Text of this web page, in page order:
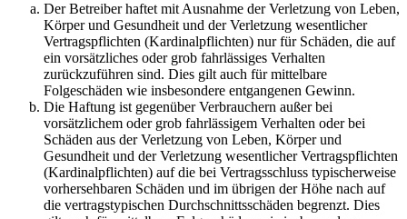
Der Betreiber haftet mit Ausnahme der Verletzung von Leben,
Körper und Gesundheit und der Verletzung wesentlicher
Vertragspflichten (Kardinalpflichten) nur für Schäden, die auf
ein vorsätzliches oder grob fahrlässiges Verhalten
zurückzuführen sind. Dies gilt auch für mittelbare
Folgeschäden wie insbesondere entgangenen Gewinn.
Die Haftung ist gegenüber Verbrauchern außer bei
vorsätzlichem oder grob fahrlässigem Verhalten oder bei
Schäden aus der Verletzung von Leben, Körper und
Gesundheit und der Verletzung wesentlicher Vertragspflichten
(Kardinalpflichten) auf die bei Vertragsschluss typischerweise
vorhersehbaren Schäden und im übrigen der Höhe nach auf
die vertragstypischen Durchschnittsschäden begrenzt. Dies